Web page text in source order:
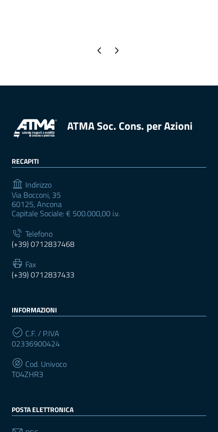
Pagina precedente
Pagina successiva
ATMA Soc. Cons. per Azioni
RECAPITI
Indirizzo
Via Bocconi, 35
60125, Ancona
Capitale Sociale: € 500.000,00 i.v.
Telefono
(+39) 0712837468
Fax
(+39) 0712837433
INFORMAZIONI
C.F. / P.IVA
02336900424
Cod. Univoco
T04ZHR3
POSTA ELETTRONICA